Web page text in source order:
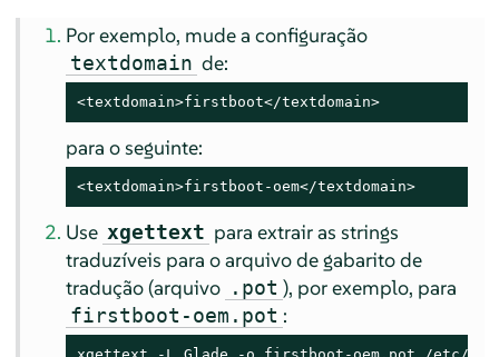
Por exemplo, mude a configuração
textdomain de:
<textdomain>firstboot</textdomain>
para o seguinte:
<textdomain>firstboot-oem</textdomain>
Use xgettext para extrair as strings
traduzíveis para o arquivo de gabarito de
tradução (arquivo .pot ), por exemplo, para
firstboot-oem.pot :